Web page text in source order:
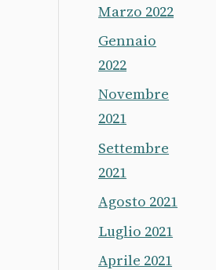
Marzo 2022
Gennaio
2022
Novembre
2021
Settembre
2021
Agosto 2021
Luglio 2021
Aprile 2021